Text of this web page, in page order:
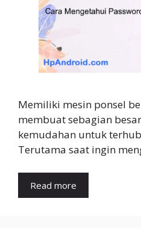
Memiliki mesin ponsel
membuat sebagian
kemudahan untuk
Terutama saat ingin
Read more